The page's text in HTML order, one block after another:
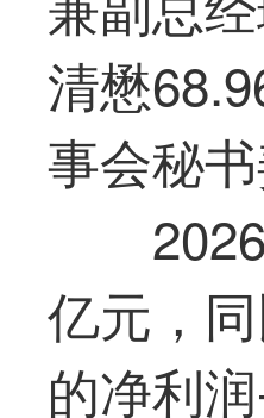
清懋
事会秘
亿元，
的净利